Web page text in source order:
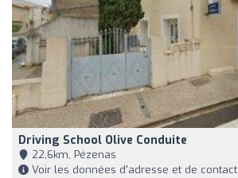
Driving School Olive Conduite
22,6km, Pézenas
Voir les données d'adresse et de contact